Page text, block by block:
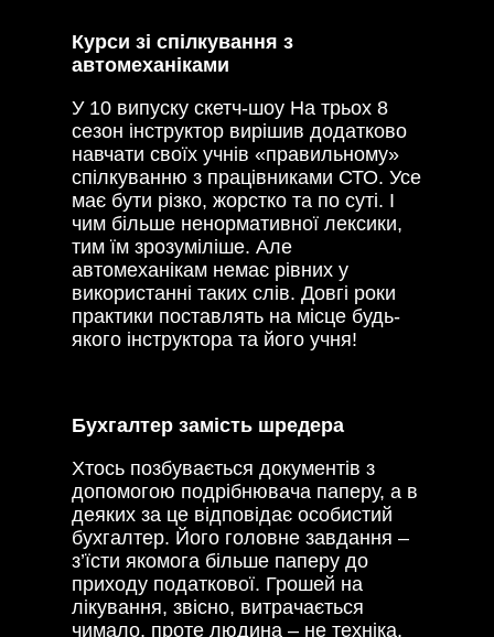
Курси зі спілкування з
автомеханіками
У 10 випуску скетч-шоу На трьох 8
сезон інструктор вирішив додатково
навчати своїх учнів «правильному»
спілкуванню з працівниками СТО. Усе
має бути різко, жорстко та по суті. І
чим більше ненормативної лексики,
тим їм зрозуміліше. Але
автомеханікам немає рівних у
використанні таких слів. Довгі роки
практики поставлять на місце будь-
якого інструктора та його учня!
Бухгалтер замість шредера
Хтось позбувається документів з
допомогою подрібнювача паперу, а в
деяких за це відповідає особистий
бухгалтер. Його головне завдання –
з’їсти якомога більше паперу до
приходу податкової. Грошей на
лікування, звісно, витрачається
чимало, проте людина – не техніка,